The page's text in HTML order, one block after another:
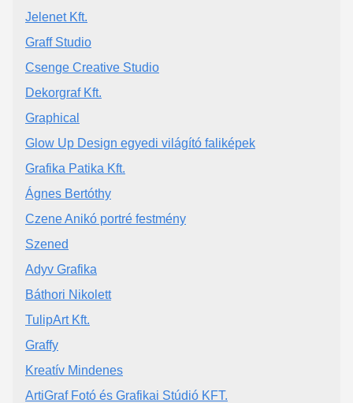
Jelenet Kft.
Graff Studio
Csenge Creative Studio
Dekorgraf Kft.
Graphical
Glow Up Design egyedi világító faliképek
Grafika Patika Kft.
Ágnes Bertóthy
Czene Anikó portré festmény
Szened
Adyv Grafika
Báthori Nikolett
TulipArt Kft.
Graffy
Kreatív Mindenes
ArtiGraf Fotó és Grafikai Stúdió KFT.